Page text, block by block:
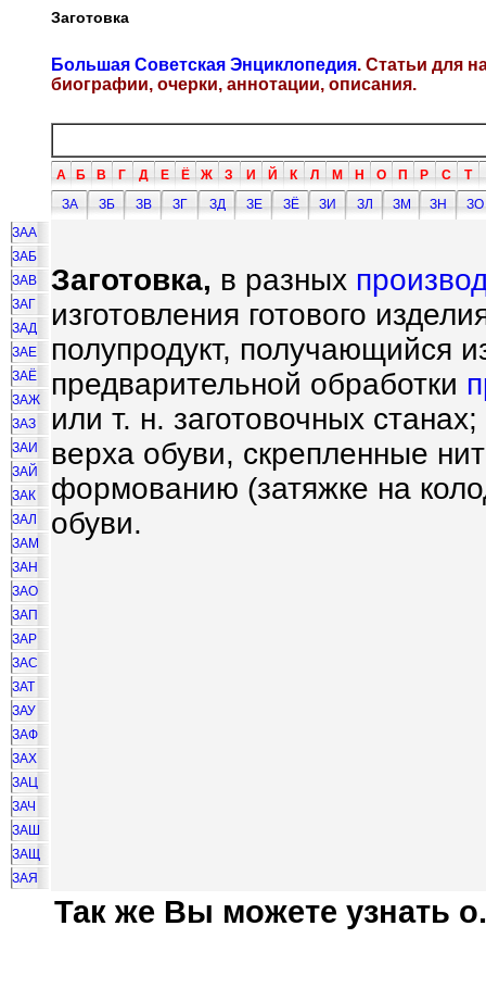
Заготовка
Большая Советская Энциклопедия. Статьи для
биографии, очерки, аннотации, описания.
А Б В Г Д Е Ё Ж З И Й К Л М Н О П Р С Т
ЗА
ЗБ ЗВ ЗГ ЗД ЗЕ ЗЁ ЗИ ЗЛ ЗМ ЗН
ЗО
ЗАА
ЗАБ
ЗАВ
ЗАГ
ЗАД
ЗАЕ
ЗАЁ
ЗАЖ
ЗАЗ
ЗАИ
ЗАЙ
ЗАК
ЗАЛ
ЗАМ
ЗАН
ЗАО
ЗАП
ЗАР
ЗАС
ЗАТ
ЗАУ
ЗАФ
ЗАХ
ЗАЦ
ЗАЧ
ЗАШ
ЗАЩ
ЗАЯ
Заготовка, в разных
изготовления готового
полупродукт, получающийся
предварительной обработки
или т. н. заготовочных
верха обуви, скрепленные
формованию (затяжке на
обуви.
Так же Вы можете узнать